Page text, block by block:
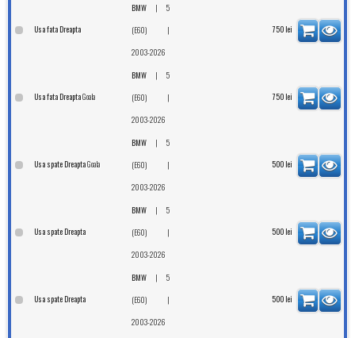
Usa fata Dreapta
BMW |5
(E60) |
2003-2026
750 lei
Usa fata DreaptaGoala
BMW |5
(E60) |
2003-2026
750 lei
Usa spate DreaptaGoala
BMW |5
(E60) |
2003-2026
500 lei
Usa spate Dreapta
BMW |5
(E60) |
2003-2026
500 lei
Usa spate Dreapta
BMW |5
(E60) |
2003-2026
500 lei